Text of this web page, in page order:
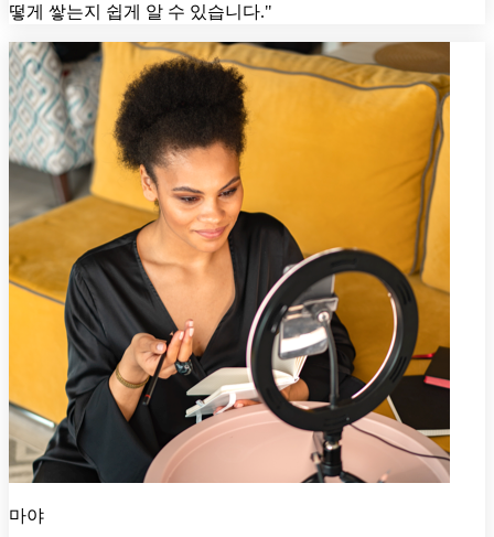
떻게 쌓는지 쉽게 알 수 있습니다."
마야